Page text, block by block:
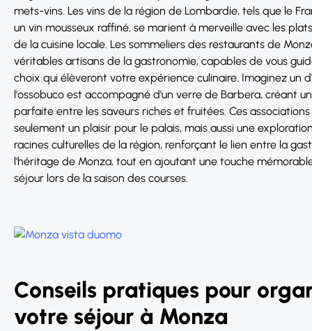
mets-vins. Les vins de la région de Lombardie, tels que le
un vin mousseux raffiné, se marient à merveille avec les
de la cuisine locale. Les sommeliers des restaurants de
véritables artisans de la gastronomie, capables de vous
choix qui élèveront votre expérience culinaire. Imaginez un
l'ossobuco est accompagné d'un verre de Barbera, créant
parfaite entre les saveurs riches et fruitées. Ces
seulement un plaisir pour le palais, mais aussi une
racines culturelles de la région, renforçant le lien entre la
l'héritage de Monza, tout en ajoutant une touche
séjour lors de la saison des courses.
Conseils pratiques pour
votre séjour à Monza